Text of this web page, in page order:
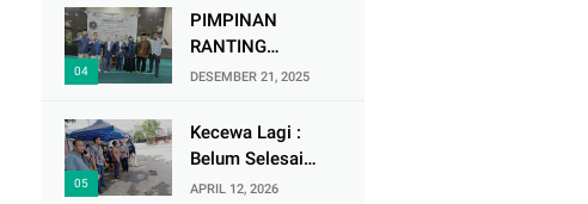
Ikuti Audisi DMD
Panggung Rezeki
PIMPINAN
RANTING
MUHAMMADIYAH
Mengadakan
Tabligh Akbar
DESEMBER 21, 2025
Kecewa Lagi :
Belum Selesai
Urusan dengan
APRIL 12, 2026